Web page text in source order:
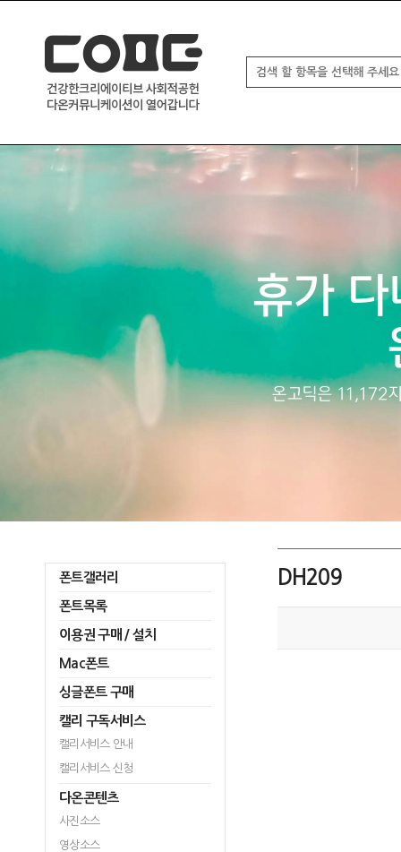
폰트갤러리
폰트목록
이용권 구매 / 설치
Mac폰트
싱글폰트 구매
캘리 구독서비스
캘리서비스 안내
캘리서비스 신청
다온콘텐츠
사진소스
영상소스
DH209